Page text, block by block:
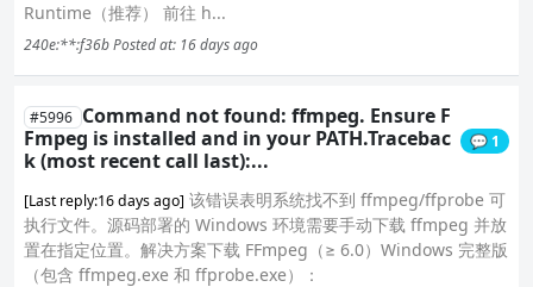
Runtime（推荐） 前往 h...
240e:**:f36bPosted at: 16 days ago
#5996 Command not found: ffmpeg. Ensure F
Fmpeg is installed and in your PATH.Tracebac
k (most recent call last):...
💬 1
[Last reply:16 days ago] 该错误表明系统找不到 ffmpeg/ffprobe 可
执行文件。源码部署的 Windows 环境需要手动下载 ffmpeg 并放
置在指定位置。解决方案下载 FFmpeg（≥ 6.0）Windows 完整版
（包含 ffmpeg.exe 和 ffprobe.exe）：